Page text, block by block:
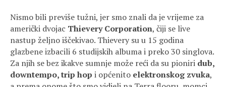
Nismo bili previše tužni, jer smo znali da je vrijeme za
američki dvojac Thievery Corporation, čiji se live
nastup željno iščekivao. Thievery su u 15 godina
glazbene izbacili 6 studijskih albuma i preko 30 singlova.
Za njih se bez ikakve sumnje može reći da su pioniri dub,
downtempo, trip hop i općenito elektronskog zvuka,